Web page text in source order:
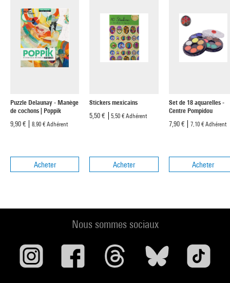
Puzzle Delaunay - Manège
de cochons | Poppik
9,90 €
8,90 €Adhérent
Acheter
Stickers mexicains
5,50 €
5,50 €Adhérent
Acheter
Set de 18 aquarelles -
Centre Pompidou
7,90 €
7,10 €Adhérent
Acheter
Nous sommes sociaux